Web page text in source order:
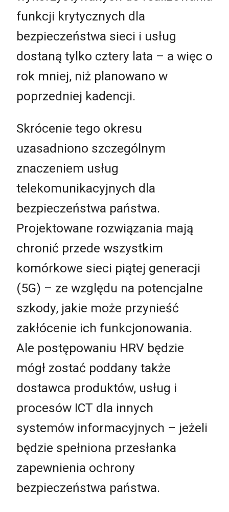
funkcji krytycznych dla
bezpieczeństwa sieci i usług
dostaną tylko cztery lata – a więc o
rok mniej, niż planowano w
poprzedniej kadencji.
Skrócenie tego okresu
uzasadniono szczególnym
znaczeniem usług
telekomunikacyjnych dla
bezpieczeństwa państwa.
Projektowane rozwiązania mają
chronić przede wszystkim
komórkowe sieci piątej generacji
(5G) – ze względu na potencjalne
szkody, jakie może przynieść
zakłócenie ich funkcjonowania.
Ale postępowaniu HRV będzie
mógł zostać poddany także
dostawca produktów, usług i
procesów ICT dla innych
systemów informacyjnych – jeżeli
będzie spełniona przesłanka
zapewnienia ochrony
bezpieczeństwa państwa.